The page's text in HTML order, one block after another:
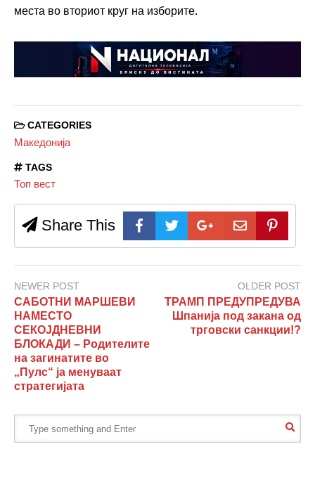
места во вториот круг на изборите.
CATEGORIES
Македонија
TAGS
Топ вест
Share This
NEWER POST
САБОТНИ МАРШЕВИ
НАМЕСТО
СЕКОЈДНЕВНИ
БЛОКАДИ – Родителите
на загинатите во
„Пулс“ ја менуваат
стратегијата
OLDER POST
ТРАМП ПРЕДУПРЕДУВА
Шпанија под закана од
трговски санкции!?